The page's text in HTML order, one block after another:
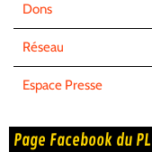
Dons
Réseau
Espace Presse
Page Facebook du PL